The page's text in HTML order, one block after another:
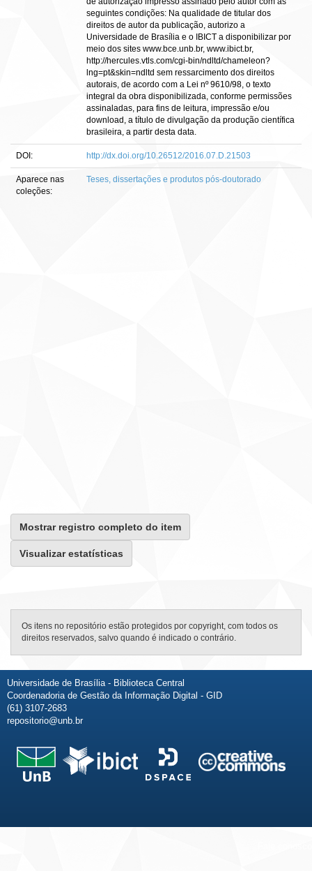
seguintes condições: Na qualidade de titular dos
direitos de autor da publicação, autorizo a
Universidade de Brasília e o IBICT a disponibilizar por
meio dos sites www.bce.unb.br, www.ibict.br,
http://hercules.vtls.com/cgi-bin/ndltd/chameleon?
lng=pt&skin=ndltd sem ressarcimento dos direitos
autorais, de acordo com a Lei nº 9610/98, o texto
integral da obra disponibilizada, conforme permissões
assinaladas, para fins de leitura, impressão e/ou
download, a título de divulgação da produção científica
brasileira, a partir desta data.
DOI: http://dx.doi.org/10.26512/2016.07.D.21503
Aparece nas
coleções:
Teses, dissertações e produtos pós-doutorado
Mostrar registro completo do item
Visualizar estatísticas
Os itens no repositório estão protegidos por copyright, com todos os
direitos reservados, salvo quando é indicado o contrário.
Universidade de Brasília - Biblioteca Central
Coordenadoria de Gestão da Informação Digital - GID
(61) 3107-2683
repositorio@unb.br